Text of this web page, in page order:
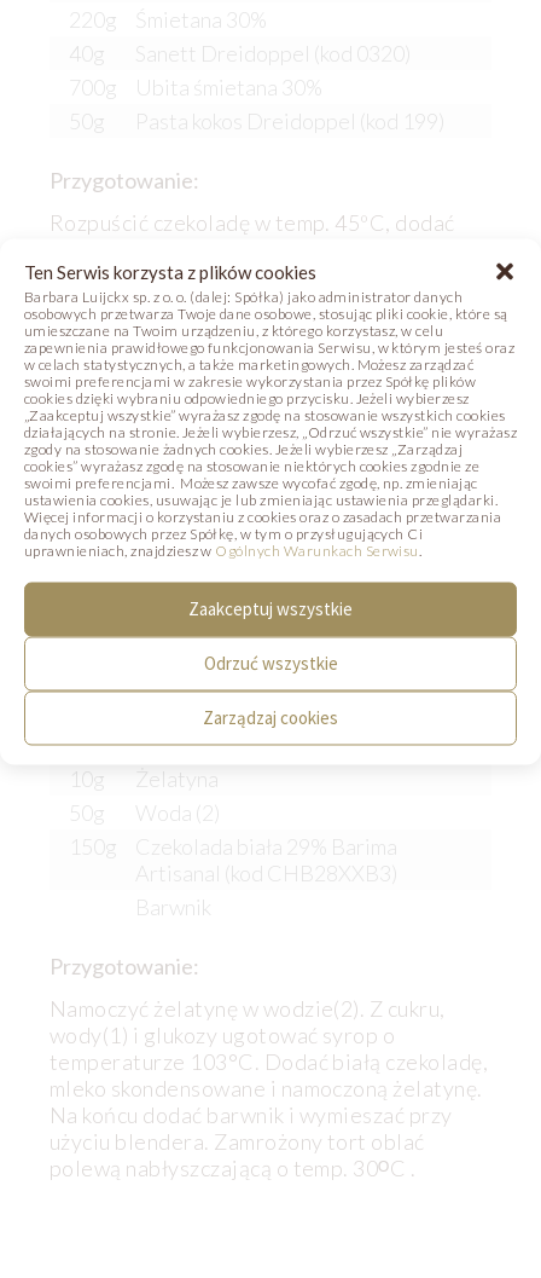
Ten Serwis korzysta z plików cookies
Barbara Luijckx sp. z o. o. (dalej: Spółka) jako administrator danych
osobowych przetwarza Twoje dane osobowe, stosując pliki cookie, które są
umieszczane na Twoim urządzeniu, z którego korzystasz, w celu
zapewnienia prawidłowego funkcjonowania Serwisu, w którym jesteś oraz
w celach statystycznych, a także marketingowych. Możesz zarządzać
swoimi preferencjami w zakresie wykorzystania przez Spółkę plików
cookies dzięki wybraniu odpowiedniego przycisku. Jeżeli wybierzesz
„Zaakceptuj wszystkie” wyrażasz zgodę na stosowanie wszystkich cookies
działających na stronie. Jeżeli wybierzesz, „Odrzuć wszystkie” nie wyrażasz
zgody na stosowanie żadnych cookies. Jeżeli wybierzesz „Zarządzaj
cookies” wyrażasz zgodę na stosowanie niektórych cookies zgodnie ze
swoimi preferencjami. Możesz zawsze wycofać zgodę, np. zmieniając
ustawienia cookies, usuwając je lub zmieniając ustawienia przeglądarki.
Więcej informacji o korzystaniu z cookies oraz o zasadach przetwarzania
danych osobowych przez Spółkę, w tym o przysługujących Ci
uprawnieniach, znajdziesz w Ogólnych Warunkach Serwisu
Zaakceptuj wszystkie
Odrzuć wszystkie
Zarządzaj cookies
220g
Śmietana 30%
40g
Sanett Dreidoppel (kod 0320)
700g
Ubita śmietana 30%
50g
Pasta kokos Dreidoppel (kod 199)
Przygotowanie:
Rozpuścić czekoladę w temp. 45ºC, dodać
do 35°C i delikatnie wymieszać z ubitą
śmietaną i pastą kokosową. Połowę musu
kokosowego nałożyć do formy silikonowej,
umieścić na nim zamrożony krem limonkowy,
uzupełnić formę pozostałym musem
kokosowym i przykryć kokosowym dacquoise.
POLEWA NABŁYSZCZAJĄCA
75g
Woda (1)
Syrop glukozowy
100g
Mleko skondensowane
10g
Żelatyna
50g
Woda (2)
150g
Czekolada biała 29% Barima
Artisanal (kod CHB28XXB3)
Barwnik
Przygotowanie:
Namoczyć żelatynę w wodzie(2). Z cukru,
wody(1) i glukozy ugotować syrop o
temperaturze 103°C. Dodać białą czekoladę,
mleko skondensowane i namoczoną żelatynę.
Na końcu dodać barwnik i wymieszać przy
użyciu blendera. Zamrożony tort oblać
polewą nabłyszczającą o temp. 30ᴼC .